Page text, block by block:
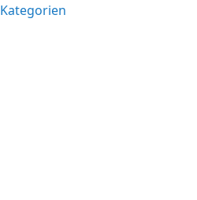
Kategorien